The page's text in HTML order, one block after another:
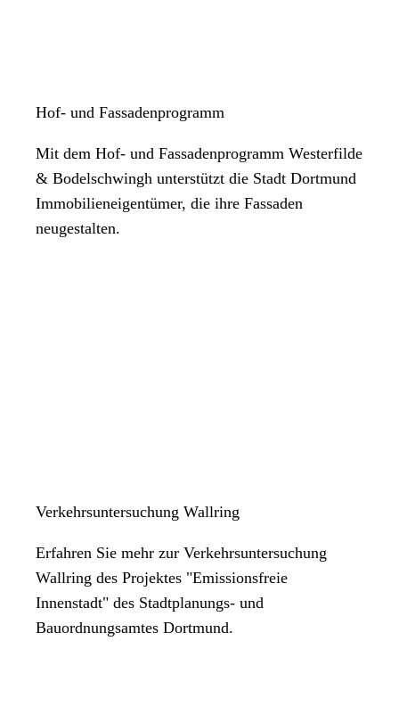
Hof- und Fassadenprogramm
Mit dem Hof- und Fassadenprogramm Westerfilde
& Bodelschwingh unterstützt die Stadt Dortmund
Immobilieneigentümer, die ihre Fassaden
neugestalten.
Verkehrsuntersuchung Wallring
Erfahren Sie mehr zur Verkehrsuntersuchung
Wallring des Projektes "Emissionsfreie
Innenstadt" des Stadtplanungs- und
Bauordnungsamtes Dortmund.